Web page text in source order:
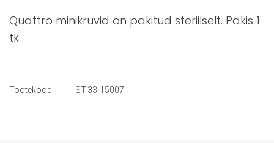
Quattro minikruvid on pakitud steriilselt. Pakis 1
tk
Tootekood ST-33-15007